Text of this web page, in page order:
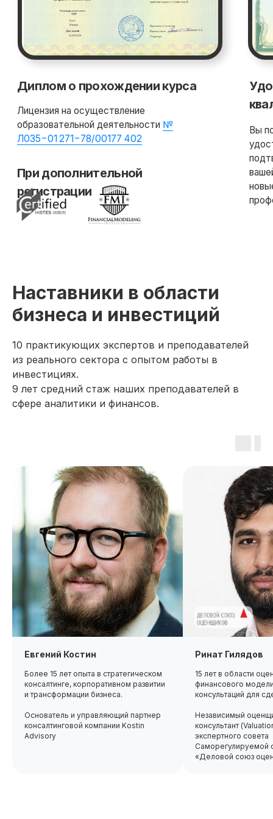
Наставники в области
бизнеса и инвестиций
10 практикующих экспертов и преподавателей
из реального сектора с опытом работы в
инвестициях.
9 лет средний стаж наших преподавателей в
сфере аналитики и финансов.
Евгений Костин
Более 15 лет опыта в стратегическом
консалтинге, корпоративном развитии
и трансформации бизнеса.
Основатель и управляющий партнер
консалтинговой компании Kostin
Advisory
Ринат Гилядов
15 лет в области
финансового
консультаций для
Независимый
консультант
экспертного совета
Саморегулируемой
«Деловой союз